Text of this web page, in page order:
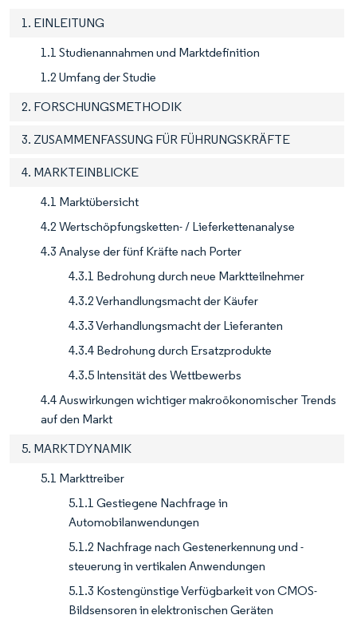
1. EINLEITUNG
1.1 Studienannahmen und Marktdefinition
1.2 Umfang der Studie
2. FORSCHUNGSMETHODIK
3. ZUSAMMENFASSUNG FÜR FÜHRUNGSKRÄFTE
4. MARKTEINBLICKE
4.1 Marktübersicht
4.2 Wertschöpfungsketten- / Lieferkettenanalyse
4.3 Analyse der fünf Kräfte nach Porter
4.3.1 Bedrohung durch neue Marktteilnehmer
4.3.2 Verhandlungsmacht der Käufer
4.3.3 Verhandlungsmacht der Lieferanten
4.3.4 Bedrohung durch Ersatzprodukte
4.3.5 Intensität des Wettbewerbs
4.4 Auswirkungen wichtiger makroökonomischer Trends
auf den Markt
5. MARKTDYNAMIK
5.1 Markttreiber
5.1.1 Gestiegene Nachfrage in
Automobilanwendungen
5.1.2 Nachfrage nach Gestenerkennung und -
steuerung in vertikalen Anwendungen
5.1.3 Kostengünstige Verfügbarkeit von CMOS-
Bildsensoren in elektronischen Geräten